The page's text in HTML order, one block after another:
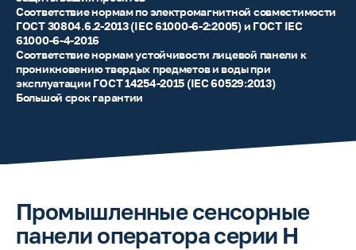
Соответствие нормам по электромагнитной совместимости
ГОСТ 30804.6.2-2013 (IEC 61000-6-2:2005) и ГОСТ IEC
61000-6-4-2016
Соответствие нормам устойчивости лицевой панели к
проникновению твердых предметов и воды при
эксплуатации ГОСТ 14254-2015 (IEC 60529:2013)
Большой срок гарантии
Промышленные сенсорные
панели оператора серии H